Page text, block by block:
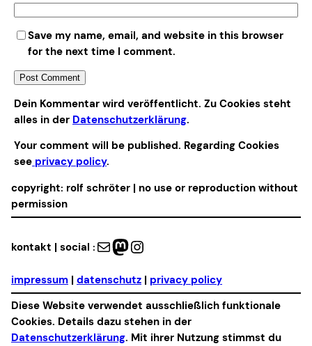
Save my name, email, and website in this browser
for the next time I comment.
Alternative:
Dein Kommentar wird veröffentlicht. Zu Cookies steht
alles in der Datenschutzerklärung.
Your comment will be published. Regarding Cookies
see privacy policy.
copyright: rolf schröter | no use or reproduction without
permission
kontakt | social : Mail Mastodon Instagram
impressum | datenschutz | privacy policy
Diese Website verwendet ausschließlich funktionale
Cookies. Details dazu stehen in der
Datenschutzerklärung. Mit ihrer Nutzung stimmst du